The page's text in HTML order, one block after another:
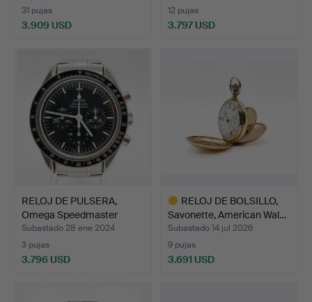
31 pujas
3.909 USD
12 pujas
3.797 USD
RELOJ DE PULSERA,
Omega Speedmaster
profes…
Subastado 28 ene 2024
3 pujas
3.796 USD
RELOJ DE BOLSILLO,
Savonette, American Wal…
Subastado 14 jul 2026
9 pujas
3.691 USD